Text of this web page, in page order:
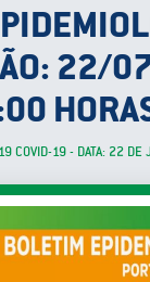
22/
COVID-19 - DATA: 22